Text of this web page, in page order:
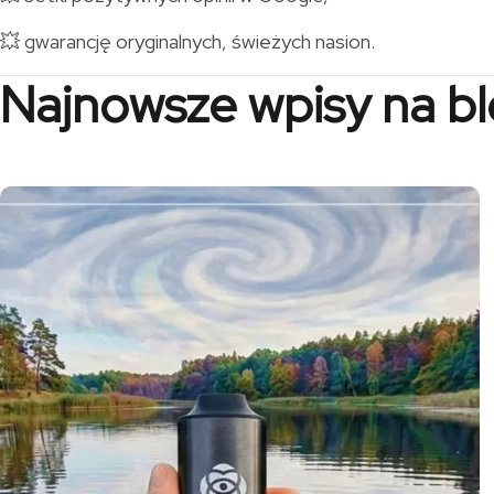
💥 gwarancję oryginalnych, świeżych nasion.
Najnowsze wpisy na